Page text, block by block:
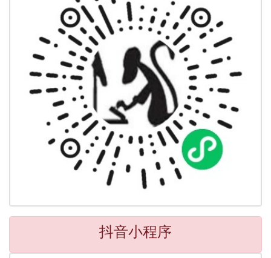
抖音小程序